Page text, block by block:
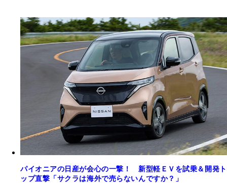
パイオニアの日産が会心の一撃！ 新型軽ＥＶを試乗＆開発ト
ップ直撃「サクラは海外で売らないんですか？」